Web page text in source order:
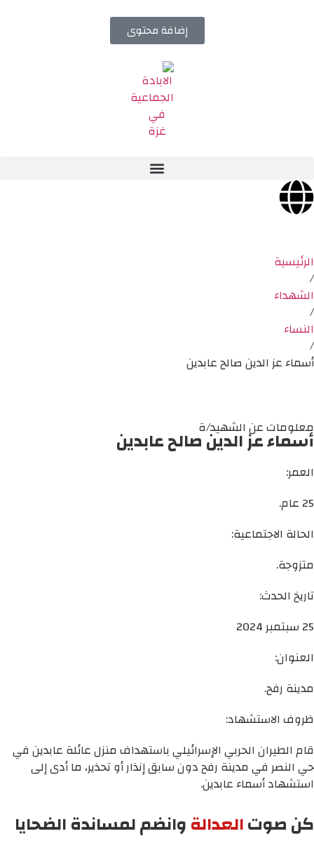
إضافة محتوى
الرئيسية
/
الشهداء
/
النساء
/
أسماء عز الدين صالح عابدين
معلومات عن الشهيد/ة
أسماء عز الدين صالح عابدين
العمر:
25 عام.
الحالة الاجتماعية:
متزوجة.
تاريخ الحدث:
25 سبتمبر 2024
العنوان:
مدينة رفح.
ظروف الاستشهاد:
قام الطيران الحربي الإسرائيلي باستهداف منزل عائلة عابدين في
حي النصر في مدينة رفح دون سابق إنذار أو تحذير، ما أدى إلى
استشهاد أسماء عابدين.
كن صوتالعدالةوانضم لمساندة الضحايا